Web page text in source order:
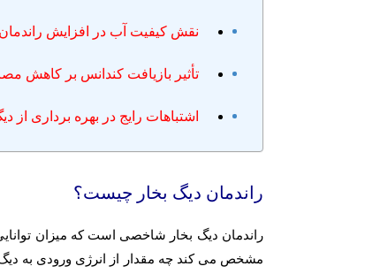
نقش کیفیت آب در افزایش راندمان
تأثیر بازیافت کندانس بر کاهش
اشتباهات رایج در بهره برداری از
راندمان دیگ بخار چیست؟
راندمان دیگ بخار شاخصی است که میزان
مشخص می کند چه مقدار از انرژی ورودی به دیگ